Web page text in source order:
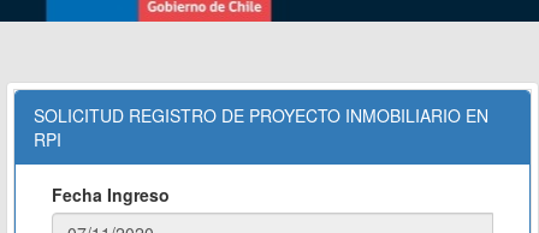
SOLICITUD REGISTRO DE PROYECTO INMOBILIARIO EN
RPI
Fecha Ingreso